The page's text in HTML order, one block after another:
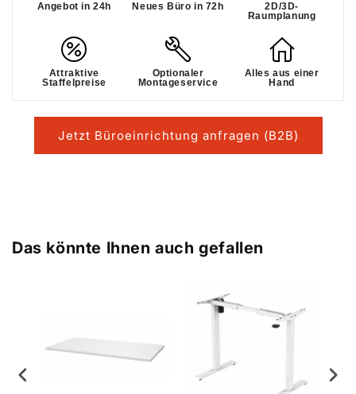
Angebot in 24h Neues Büro in 72h
2D/3D-
Raumplanung
Attraktive
Staffelpreise
Optionaler
Montageservice
Alles aus einer
Hand
Jetzt Büroeinrichtung anfragen (B2B)
Das könnte Ihnen auch gefallen